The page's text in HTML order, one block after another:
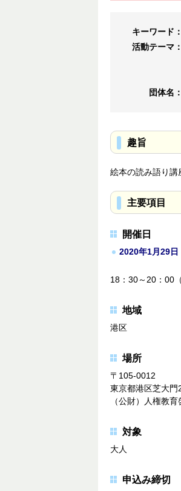
キーワード：
活動テーマ：
団体名：
趣旨
絵本の読み語り講
主要項目
開催日
2020年1月29日
18：30～20：00
地域
港区
場所
〒105-0012
東京都港区芝大
（公財）人権教
対象
大人
申込み締切